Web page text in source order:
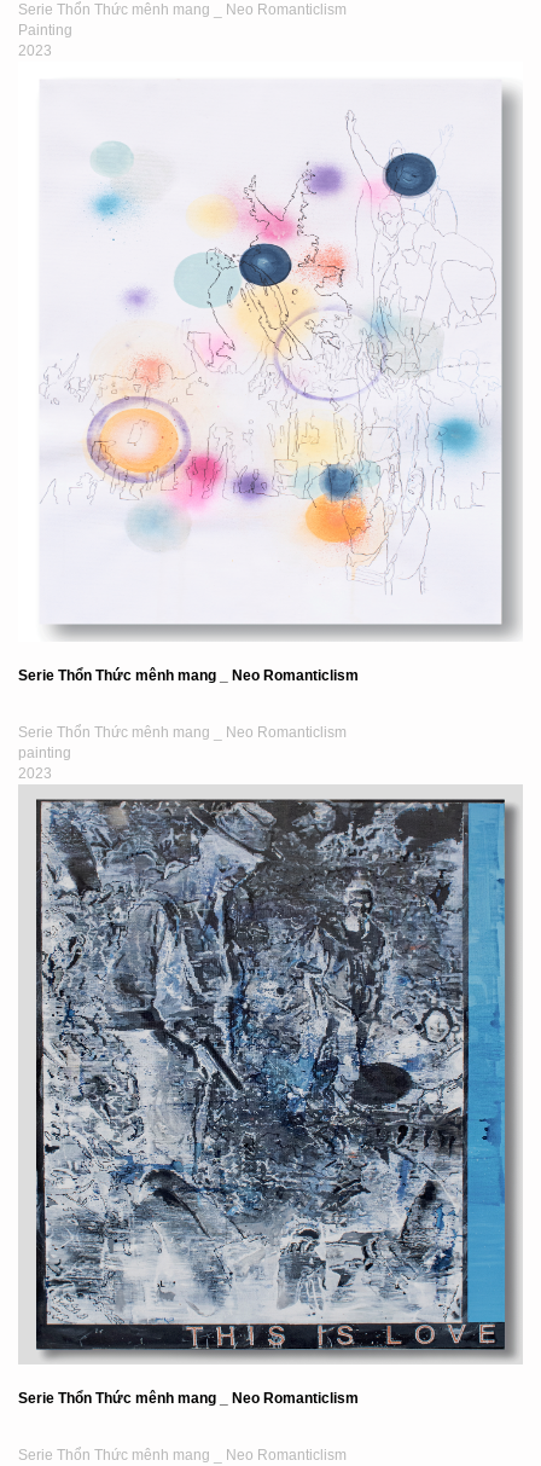
Serie Thổn Thức mênh mang _ Neo Romanticlism
Painting
2023
Serie Thổn Thức mênh mang _ Neo Romanticlism
Serie Thổn Thức mênh mang _ Neo Romanticlism
painting
2023
Serie Thổn Thức mênh mang _ Neo Romanticlism
Serie Thổn Thức mênh mang _ Neo Romanticlism